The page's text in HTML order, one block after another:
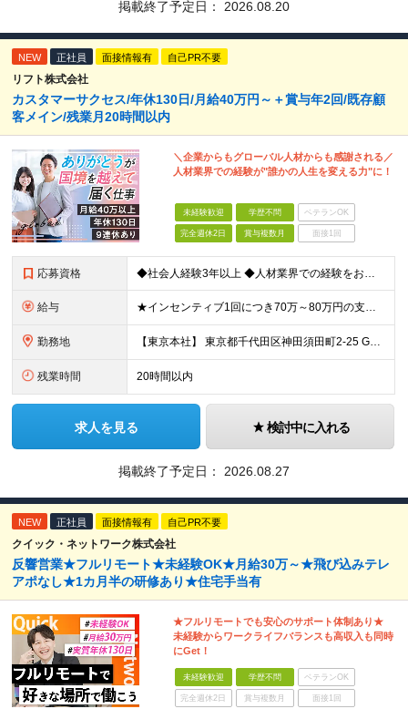
掲載終了予定日： 2026.08.20
NEW 正社員 面接情報有 自己PR不要
リフト株式会社
カスタマーサクセス/年休130日/月給40万円～＋賞与年2回/既存顧
客メイン/残業月20時間以内
＼企業からもグローバル人材からも感謝される／
人材業界での経験が"誰かの人生を変える力"に！
未経験歓迎 学歴不問 ベテランOK
完全週休2日 賞与複数月 面接1回
応募資格 ◆社会人経験3年以上 ◆人材業界での経験をお持ちの方（2年以上） ◆学歴不問 ＼こんな方をお待ちしています／ ・当社のビジョンに共感していただける方 ・多様性を良しとする感性をお持ちの方 ・トラブル
給与 ★インセンティブ1回につき70万～80万円の支給実績も！ ■月給40万円～45万円＋賞与（インセンティブ）年2回 ※給与は経験・スキルを考慮のうえ決定します。 ※上記には、固定残業代（月30時間分／
勤務地 【東京本社】 東京都千代田区神田須田町2-25 GYB秋葉原11F ※変更の範囲：上記を除く当社関連勤務地（東京都千代田区及び大阪営業所）
残業時間 20時間以内
求人を見る 検討中に入れる
掲載終了予定日： 2026.08.27
NEW 正社員 面接情報有 自己PR不要
クイック・ネットワーク株式会社
反響営業★フルリモート★未経験OK★月給30万～★飛び込みテレ
アポなし★1カ月半の研修あり★住宅手当有
★フルリモートでも安心のサポート体制あり★
未経験からワークライフバランスも高収入も同時
にGet！
未経験歓迎 学歴不問 ベテランOK
完全週休2日 賞与複数月 面接1回